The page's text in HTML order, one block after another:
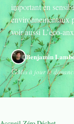
important en
environnementaux
voir aussi L’éco-
Benjamin
Mis à jour le